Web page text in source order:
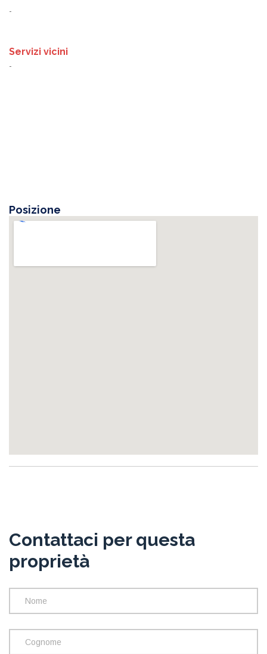
-
Servizi vicini
-
Posizione
Contattaci per questa
proprietà